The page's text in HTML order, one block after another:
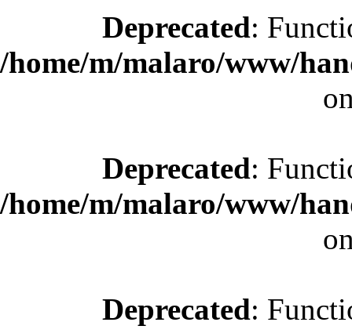
Deprecated:
/home/m/malaro/www/
Deprecated:
/home/m/malaro/www/
Deprecated: